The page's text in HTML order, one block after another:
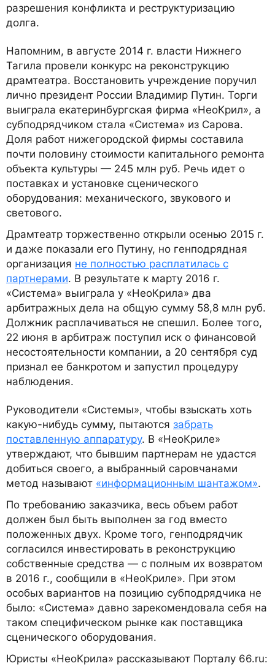
разрешения конфликта и реструктуризацию
долга.
Напомним, в августе 2014 г. власти Нижнего
Тагила провели конкурс на реконструкцию
драмтеатра. Восстановить учреждение поручил
лично президент России Владимир Путин. Торги
выиграла екатеринбургская фирма «НеоКрил», а
субподрядчиком стала «Система» из Сарова.
Доля работ нижегородской фирмы составила
почти половину стоимости капитального ремонта
объекта культуры — 245 млн руб. Речь идет о
поставках и установке сценического
оборудования: механического, звукового и
светового.
Драмтеатр торжественно открыли осенью 2015 г.
и даже показали его Путину, но генподрядная
организация не полностью расплатилась с
партнерами. В результате к марту 2016 г.
«Система» выиграла у «НеоКрила» два
арбитражных дела на общую сумму 58,8 млн руб.
Должник расплачиваться не спешил. Более того,
22 июня в арбитраж поступил иск о финансовой
несостоятельности компании, а 20 сентября суд
признал ее банкротом и запустил процедуру
наблюдения.
Руководители «Системы», чтобы взыскать хоть
какую-нибудь сумму, пытаются забрать
поставленную аппаратуру. В «НеоКриле»
утверждают, что бывшим партнерам не удастся
добиться своего, а выбранный саровчанами
метод называют «информационным шантажом».
По требованию заказчика, весь объем работ
должен был быть выполнен за год вместо
положенных двух. Кроме того, генподрядчик
согласился инвестировать в реконструкцию
собственные средства — с полным их возвратом
в 2016 г., сообщили в «НеоКриле». При этом
особых вариантов на позицию субподрядчика не
было: «Система» давно зарекомендовала себя на
таком специфическом рынке как поставщика
сценического оборудования.
Юристы «НеоКрила» рассказывают Порталу 66.ru: